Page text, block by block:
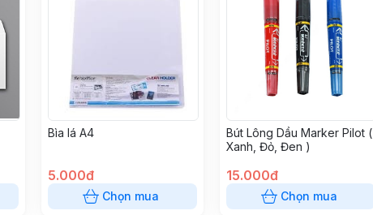
Bìa lá A4
5.000đ
Chọn mua
Bút Lông Dầu Marker Pilot (
Xanh, Đỏ, Đen )
15.000đ
Chọn mua